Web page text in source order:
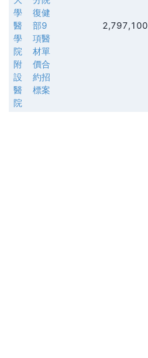
學
醫
學
院
附
設
醫
院
復健
部9
項醫
材單
價合
約招
標案
2,797,100